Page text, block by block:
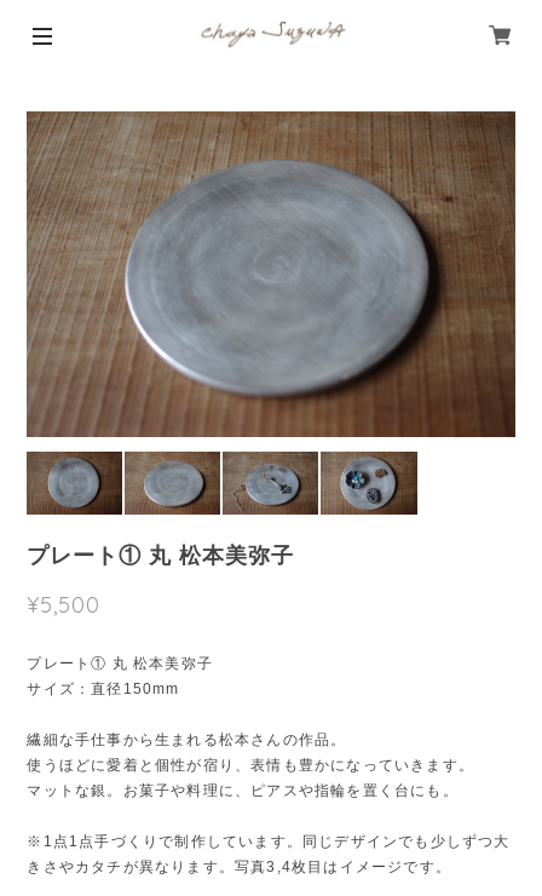
プレート① 丸 松本美弥子
¥5,500
プレート① 丸 松本美弥子
サイズ：直径150mm
繊細な手仕事から生まれる松本さんの作品。
使うほどに愛着と個性が宿り、表情も豊かになっていきます。
マットな銀。お菓子や料理に、ピアスや指輪を置く台にも。
※1点1点手づくりで制作しています。同じデザインでも少しずつ大
きさやカタチが異なります。写真3,4枚目はイメージです。